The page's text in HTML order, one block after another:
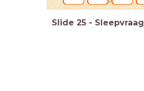
Slide 25 - Sleepvraag